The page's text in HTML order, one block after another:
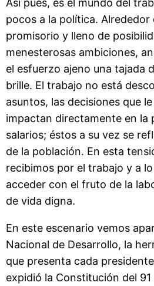
Así pues, es el mundo del
pocos a la política. Alrededor
promisorio y lleno de
menesterosas ambiciones,
el esfuerzo ajeno una tajada
brille. El trabajo no está
asuntos, las decisiones que
impactan directamente en la
salarios; éstos a su vez se
de la población. En esta
recibimos por el trabajo y a
acceder con el fruto de la
de vida digna.
En este escenario vemos
Nacional de Desarrollo, la
que presenta cada
expidió la Constitución del